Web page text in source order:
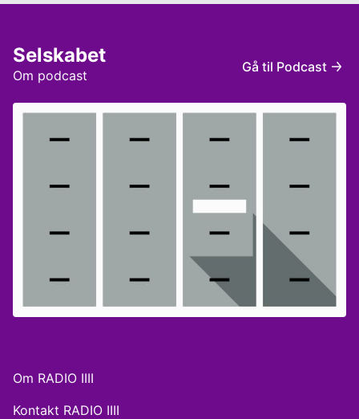
danskernes pjækkeri? Og kan vi overhovedet komme
periode med mangel på arbejdskraft. I nogle
virksomheder har det betydet, at de øvrige
opgaverne, andre har måttet sige nej til ordrer eller
havde de ønskede kvalifikationer. Og så har manglen
ualmindeligt at høre spansk, italiensk og portugisisk
ude på de danske arbejdspladser. Gæster: Britt Bager,
bestyrelsesmedlem og tidl. folketingsmedlem for Det
Konservative Folkeparti, og Balder Johansen, daglig
leder i byggefirmaet LOGIK & CO. ‘Selskabet’ er
produceret af BEAM Audio Agency for Radio4.
Om podcast
Selskabet Gå til Podcast
Om RADIO IIII
Kontakt RADIO IIII